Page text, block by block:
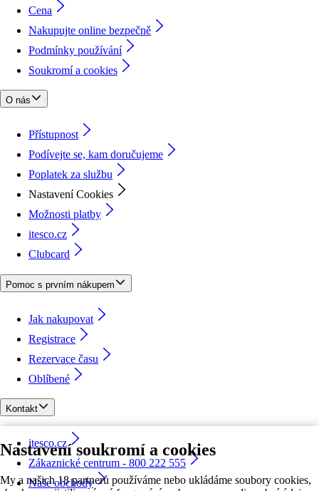
Nastavení soukromí a cookies
My a našich 18 partnerů používáme nebo ukládáme soubory cookies,
Cena
Nakupujte online bezpečně
Podmínky používání
Soukromí a cookies
O nás
Přístupnost
Podívejte se, kam doručujeme
Poplatek za službu
Nastavení Cookies
Možnosti platby
itesco.cz
Clubcard
Pomoc s prvním nákupem
Jak nakupovat
Registrace
Rezervace času
Oblíbené
Kontakt
itesco.cz
Zákaznické centrum - 800 222 555
Naše obchody